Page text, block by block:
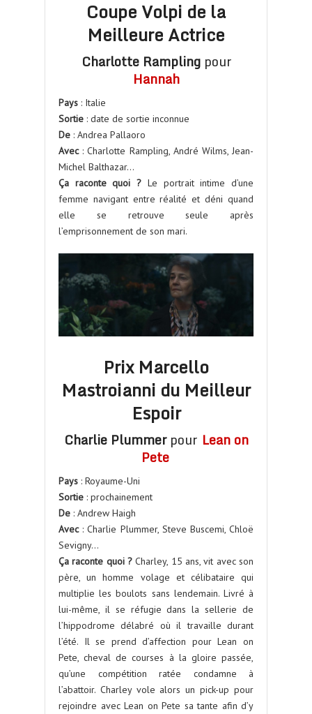
Coupe Volpi de la
Meilleure Actrice
Charlotte Ramplingpour
Hannah
Pays : Italie
Sortie : date de sortie inconnue
De : Andrea Pallaoro
Avec: Charlotte Rampling, André Wilms, Jean-
Michel Balthazar…
Ça raconte quoi ? Le portrait intime d’une
femme navigant entre réalité et déni quand
elle se retrouve seule après
l’emprisonnement de son mari.
Prix Marcello
Mastroianni du Meilleur
Espoir
Charlie Plummerpour Lean on
Pete
Pays : Royaume-Uni
Sortie : prochainement
De : Andrew Haigh
Avec: Charlie Plummer, Steve Buscemi, Chloë
Sevigny…
Ça raconte quoi ? Charley, 15 ans, vit avec son
père, un homme volage et célibataire qui
multiplie les boulots sans lendemain. Livré à
lui-même, il se réfugie dans la sellerie de
l’hippodrome délabré où il travaille durant
l’été. Il se prend d’affection pour Lean on
Pete, cheval de courses à la gloire passée,
qu’une compétition ratée condamne à
l’abattoir. Charley vole alors un pick-up pour
rejoindre avec Lean on Pete sa tante afin d’y